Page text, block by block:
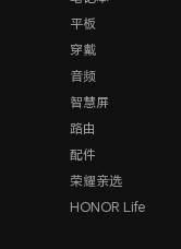
平板
穿戴
音频
智慧屏
路由
配件
荣耀亲选
HONOR Life